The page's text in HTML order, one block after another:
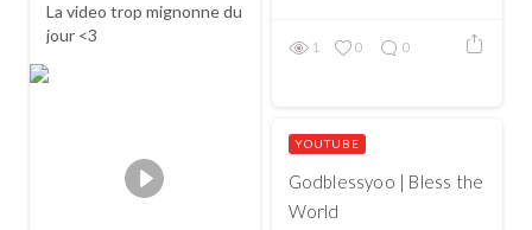
1 0 0
La video trop mignonne du
jour <3
Godblessyoo | Bless the
World
YOUTUBE